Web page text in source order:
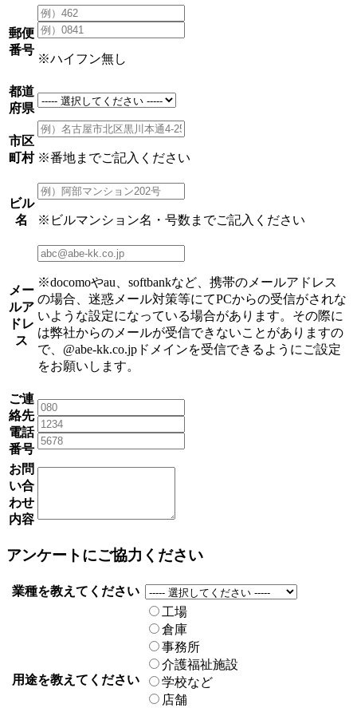
郵便
番号
※ハイフン無し
都道
府県
市区
町村 ※番地までご記入ください
ビル
名
※ビルマンション名・号数までご記入ください
メー
ルア
ドレ
ス
※docomoやau、softbankなど、携帯のメールアドレス
の場合、迷惑メール対策等にてPCからの受信がされな
いような設定になっている場合があります。その際に
は弊社からのメールが受信できないことがありますの
で、@abe-kk.co.jpドメインを受信できるようにご設定
をお願いします。
ご連
絡先
電話
番号
お問
い合
わせ
内容
アンケートにご協力ください
業種を教えてください
用途を教えてください
工場
倉庫
事務所
介護福祉施設
学校など
店舗